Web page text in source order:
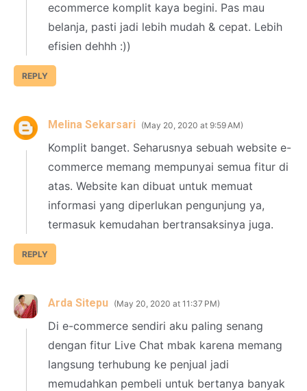
ecommerce komplit kaya begini. Pas mau
belanja, pasti jadi lebih mudah & cepat. Lebih
efisien dehhh :))
REPLY
Melina Sekarsari May 20, 2020 at 9:59 AM
Komplit banget. Seharusnya sebuah website e-
commerce memang mempunyai semua fitur di
atas. Website kan dibuat untuk memuat
informasi yang diperlukan pengunjung ya,
termasuk kemudahan bertransaksinya juga.
REPLY
Arda Sitepu May 20, 2020 at 11:37 PM
Di e-commerce sendiri aku paling senang
dengan fitur Live Chat mbak karena memang
langsung terhubung ke penjual jadi
memudahkan pembeli untuk bertanya banyak